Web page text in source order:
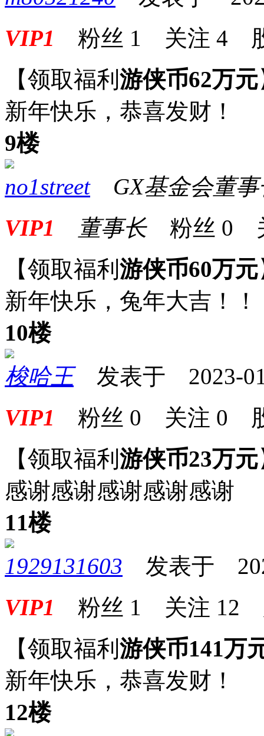
VIP1 粉丝 1 关注 4
【领取福利 游侠币62万元
新年快乐，恭喜发财！
9楼
no1street
GX基金会董
VIP1
董事长粉丝 0
【领取福利 游侠币60万元
新年快乐，兔年大吉！！
10楼
梭哈王发表于 2023-
VIP1 粉丝 0 关注 0
【领取福利 游侠币23万元
感谢感谢感谢感谢感谢
11楼
1929131603 发表于
VIP1 粉丝 1 关注 12
【领取福利 游侠币141万
新年快乐，恭喜发财！
12楼